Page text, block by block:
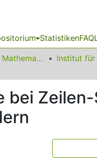
StatistikenFAQ
01 Fakultät für Mathematik
bei